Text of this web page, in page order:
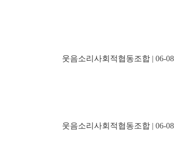
웃음소리사회적협동조합 | 06-08
웃음소리사회적협동조합 | 06-08